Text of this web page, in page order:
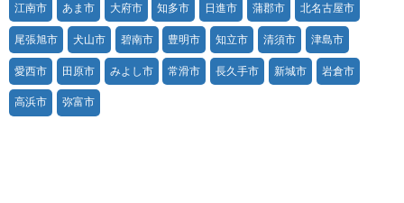
江南市 あま市 大府市 知多市 日進市 蒲郡市 北名古屋市
尾張旭市 犬山市 碧南市 豊明市 知立市 清須市 津島市
愛西市 田原市 みよし市 常滑市 長久手市 新城市 岩倉市
高浜市 弥富市